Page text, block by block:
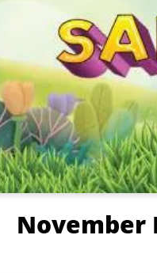
November